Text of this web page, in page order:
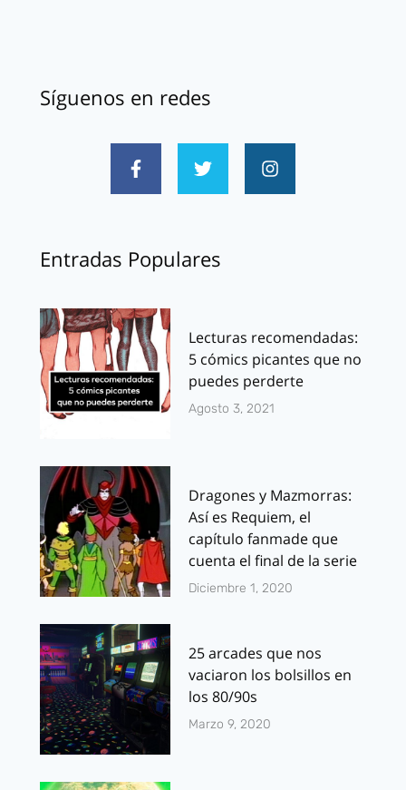
Síguenos en redes
Entradas Populares
Lecturas recomendadas:
5 cómics picantes que no
puedes perderte
Agosto 3, 2021
Dragones y Mazmorras:
Así es Requiem, el
capítulo fanmade que
cuenta el final de la serie
Diciembre 1, 2020
25 arcades que nos
vaciaron los bolsillos en
los 80/90s
Marzo 9, 2020